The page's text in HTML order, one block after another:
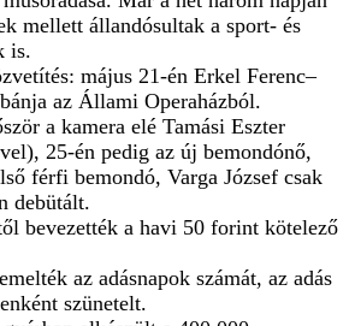
mellett állandósultak a sport- és
is.
május 21-én Erkel Ferenc–
az Állami Operaházból.
a kamera elé Tamási Eszter
25-én pedig az új bemondónő,
férfi bemondó, Varga József csak
debütált.
bevezették a havi 50 forint kötelező
az adásnapok számát, az adás
szünetelt.